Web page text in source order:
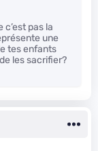
pas la
une
tes enfants
les sacrifier?